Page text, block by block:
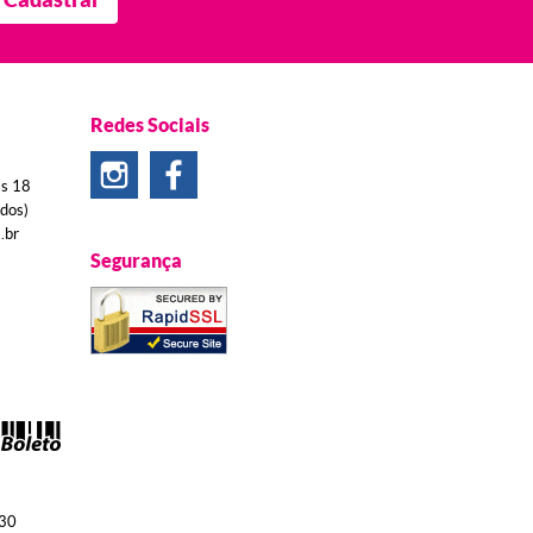
18
Redes Sociais
Segurança